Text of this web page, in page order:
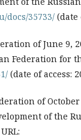
docs/35733/ (date
of June 9,
Federation for
(date of access:
of October
of the